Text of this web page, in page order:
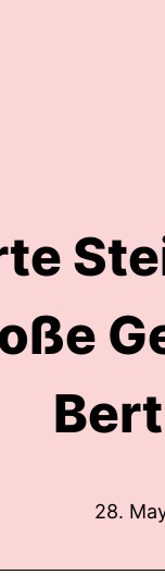
28.